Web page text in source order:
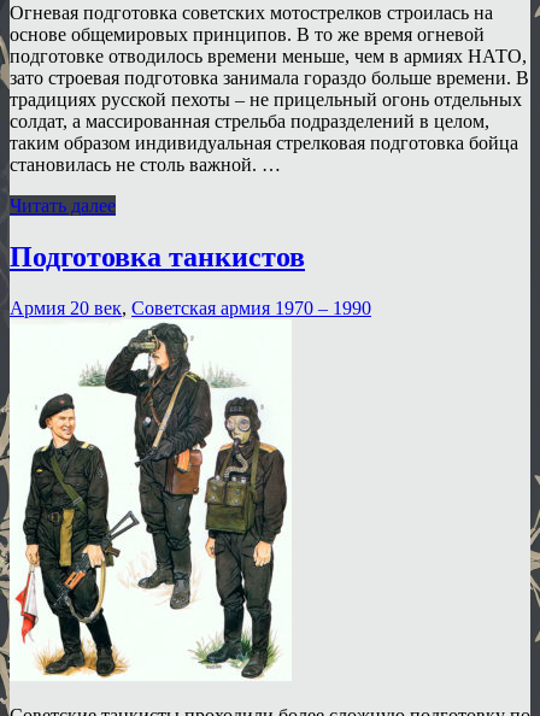
Огневая подготовка советских мотострелков строилась на
основе общемировых принципов. В то же время огневой
подготовке отводилось времени меньше, чем в армиях НАТО,
зато строевая подготовка занимала гораздо больше времени. В
традициях русской пехоты – не прицельный огонь отдельных
солдат, а массированная стрельба подразделений в целом,
таким образом индивидуальная стрелковая подготовка бойца
становилась не столь важной. …
Читать далее
Подготовка танкистов
Армия 20 век, Советская армия 1970 – 1990